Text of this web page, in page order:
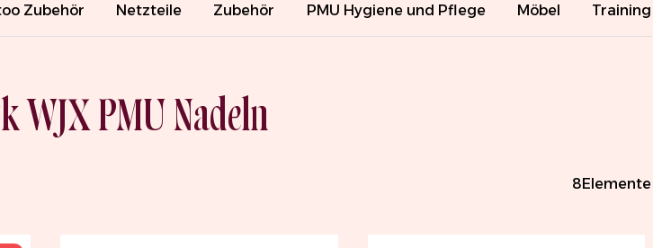
€ EUR
Zubehör Netzteile Zubehör PMU Hygiene und Pflege Möbel Training
PMU Nadeln
8Elemente